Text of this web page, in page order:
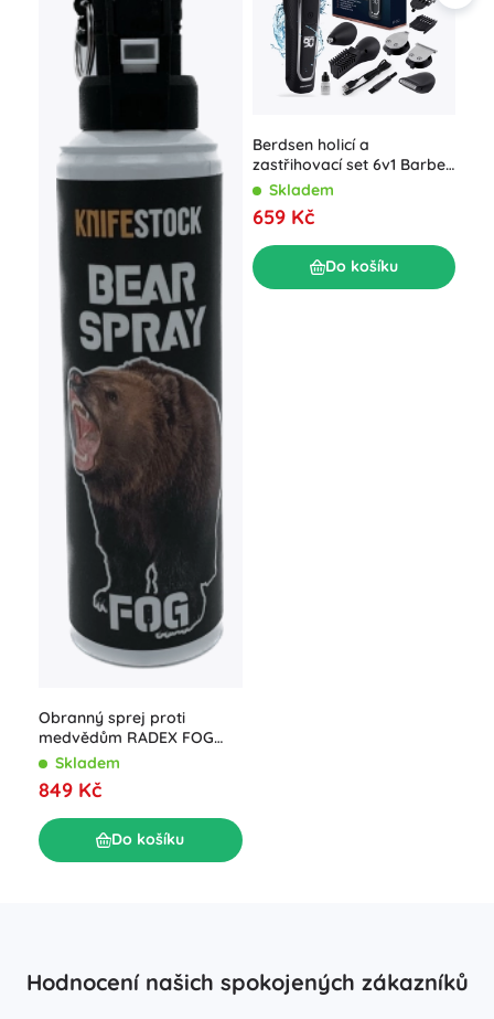
Obranný sprej proti
medvědům RADEX FOG
250 ml
Skladem
849 Kč
Do košíku
Berdsen holicí a
zastřihovací set 6v1 Barber
Master černý
Skladem
659 Kč
Do košíku
Hodnocení našich spokojených zákazníků